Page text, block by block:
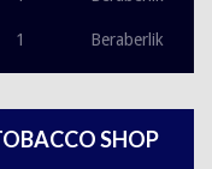
1 Beraberlik
SHOP